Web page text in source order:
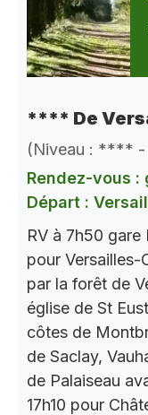
**** De
(Niveau : **** -
Rendez-vous :
Départ :
RV à 7h50
pour Versailles-
par la forêt de
église de St
côtes de
de Saclay,
de Palaiseau
17h10 pour